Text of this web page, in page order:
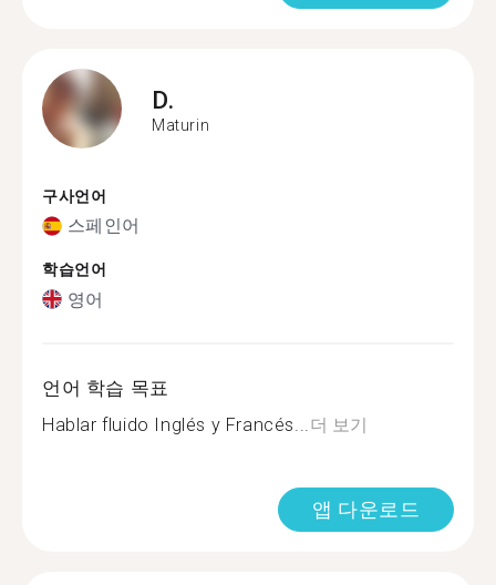
D.
Maturin
구사언어
스페인어
학습언어
영어
언어 학습 목표
Hablar fluido Inglés y Francés... 더 보기
앱 다운로드